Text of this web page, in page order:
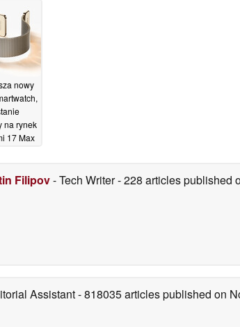
nowy
na rynek
17 Max
Filipov- Tech Writer- 228 articles published
Assistant- 818035 articles published on